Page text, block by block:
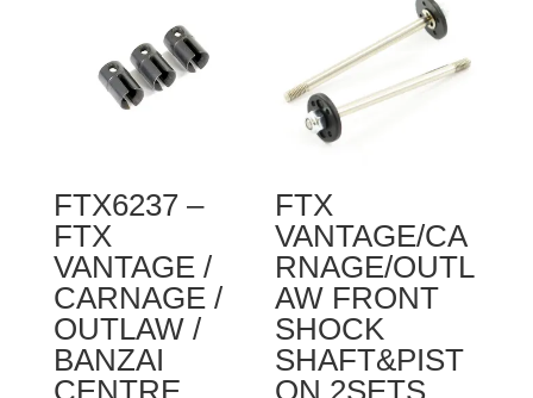
CARNAGE
BANZAI
DIFF
16T
GEAR
WASHER
(6PCS)
CARNAGE
OUTLAW
BANZAI
STEERING
ACKERMAN
PLATE
FTX6237 –
FTX
VANTAGE /
CARNAGE /
OUTLAW /
BANZAI
FTX
VANTAGE/CA
RNAGE/OUTL
AW FRONT
SHOCK
SHAFT&PIST